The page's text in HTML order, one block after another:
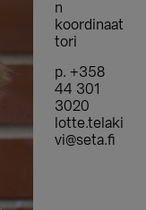
n
koordinaat
tori
p. +358
44 301
3020
lotte.telaki
vi@seta.fi